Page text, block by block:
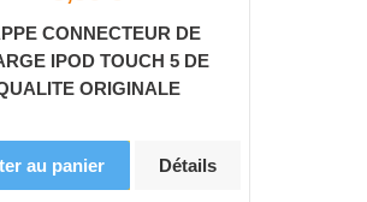
CONNECTEUR DE
IPOD TOUCH 5 DE
ORIGINALE
au panier Détails